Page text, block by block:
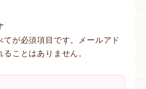
てが必須項目です。メールアド
ることはありません。